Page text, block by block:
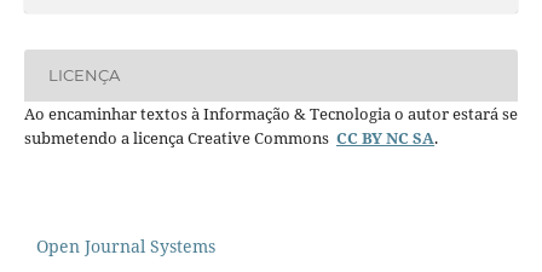
LICENÇA
Ao encaminhar textos à Informação & Tecnologia o autor estará se
submetendo a licença Creative Commons CC BY NC SA.
Open Journal Systems